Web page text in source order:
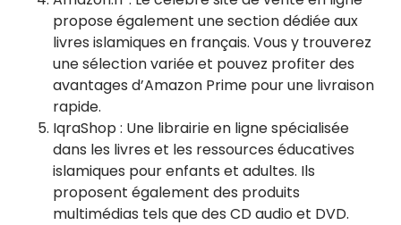
propose également une section dédiée aux
livres islamiques en français. Vous y trouverez
une sélection variée et pouvez profiter des
avantages d’Amazon Prime pour une livraison
rapide.
IqraShop : Une librairie en ligne spécialisée
dans les livres et les ressources éducatives
islamiques pour enfants et adultes. Ils
proposent également des produits
multimédias tels que des CD audio et DVD.